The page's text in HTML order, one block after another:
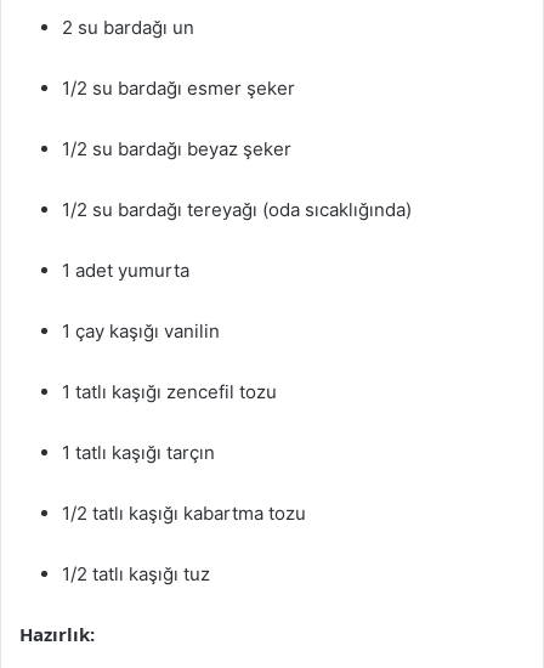
2 su bardağı un
1/2 su bardağı esmer şeker
1/2 su bardağı beyaz şeker
1/2 su bardağı tereyağı (oda sıcaklığında)
1 adet yumurta
1 çay kaşığı vanilin
1 tatlı kaşığı zencefil tozu
1 tatlı kaşığı tarçın
1/2 tatlı kaşığı kabartma tozu
1/2 tatlı kaşığı tuz
Hazırlık: